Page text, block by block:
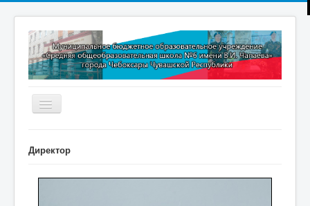
Включить/
выключить
Директор